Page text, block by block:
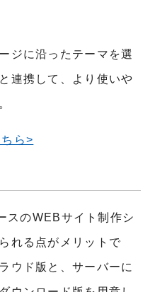
ジに沿ったテーマを選
連携して、より使いや
ら>
スのWEBサイト制作シ
れる点がメリットで
ウド版と、サーバーに